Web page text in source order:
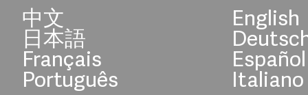
中文 English
日本語
Français Español
Português Italiano